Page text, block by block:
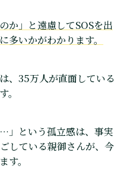
か」と遠慮してSOSを出
多いかがわかります。
、35万人が直面している
」という孤立感は、事実
している親御さんが、今
す。